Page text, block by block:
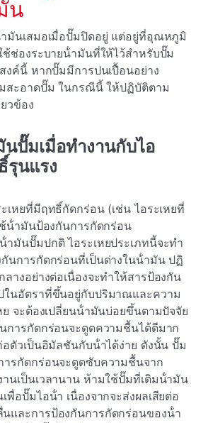
น
ามันเสมอเมื่อปั๊มปิดอยู่ แต่อยู่ที่อุณหภูมิ
ช้ช่องระบายน้ํามันที่ให้ไว้สําหรับปั๊ม
งค์นี้ หากปั๊มมีการปนเปื้อนอย่าง
สะอาดปั๊ม ในกรณีนี้ ให้ปฏิบัติตาม
วข้อง
นปั๊มเมื่อทํางานกับไอ
รุนแรง
เหยที่มีฤทธิ์กัดกร่อน (เช่น ไอระเหยที่
น้ํามันป้องกันการกัดกร่อน
ามันปั๊มปกติ ไอระเหยประเภทนี้จะทํา
นการกัดกร่อนที่เป็นด่างในน้ํามัน ปฏิ
ลางอย่างต่อเนื่องจะทําให้สารป้องกัน
ในอัตราที่ขึ้นอยู่กับปริมาณและความ
ย จะต้องเปลี่ยนน้ํามันบ่อยขึ้นตามปัจจัย
การกัดกร่อนจะดูดความชื้นได้ดีมาก
ตัวเป็นอิมัลชันกับน้ําได้ง่าย ดังนั้น ปั๊ม
รกัดกร่อนจะดูดซับความชื้นจาก
นเป็นเวลานาน ห้ามใช้ปั๊มที่เติมน้ํามัน
พื่อปั๊มไอน้ํา เนื่องจากจะส่งผลเสียต่อ
และการป้องกันการกัดกร่อนของน้ํา